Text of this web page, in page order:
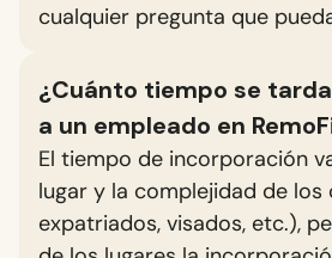
cualquier pregunta que
¿Cuánto tiempo se
a un empleado en
El tiempo de incorporación
lugar y la complejidad de los
expatriados, visados, etc.),